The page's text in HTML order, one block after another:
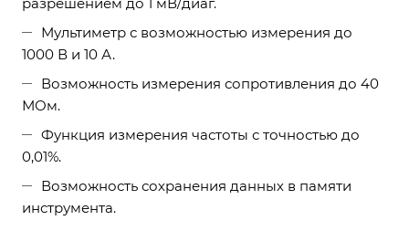
Мультиметр с возможностью измерения до
1000 В и 10 А.
Возможность измерения сопротивления до 40
МОм.
Функция измерения частоты с точностью до
0,01%.
Возможность сохранения данных в памяти
инструмента.